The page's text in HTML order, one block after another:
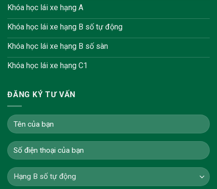
Khóa học lái xe hạng A
Khóa học lái xe hạng B số tự động
Khóa học lái xe hạng B số sàn
Khóa học lái xe hạng C1
ĐĂNG KÝ TƯ VẤN